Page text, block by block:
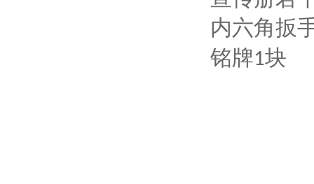
内六角扳
铭牌1块